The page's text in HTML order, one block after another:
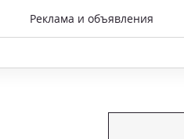
Реклама и объявления